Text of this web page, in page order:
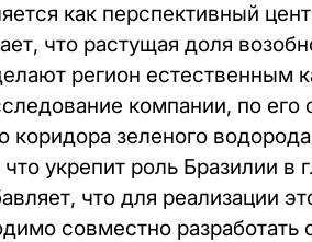
как перспективный
что растущая доля
регион естественным
компании, по его
коридора зеленого
укрепит роль Бразилии в
что для реализации
совместно разработать